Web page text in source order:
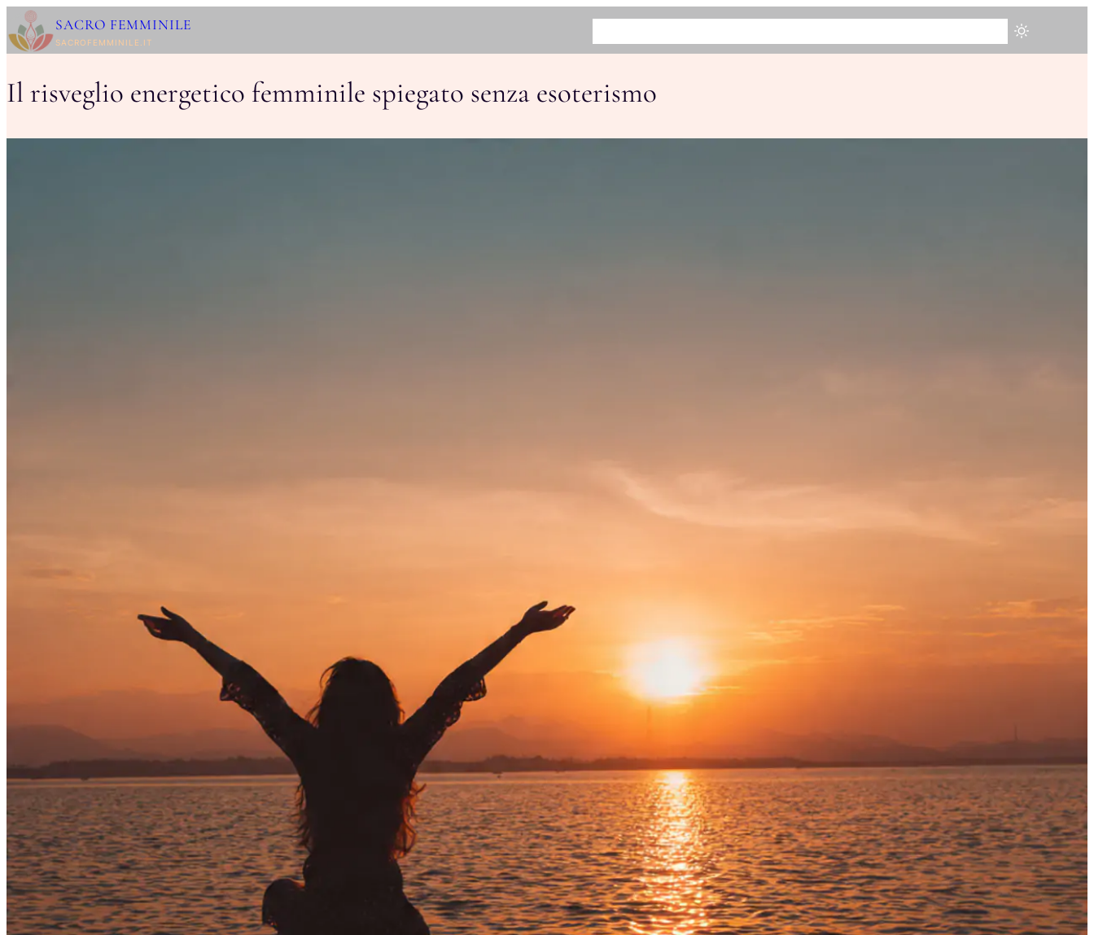
al
SACRO FEMMINILE
SACROFEMMINILE.IT
Il risveglio energetico femminile spiegato senza esoterismo